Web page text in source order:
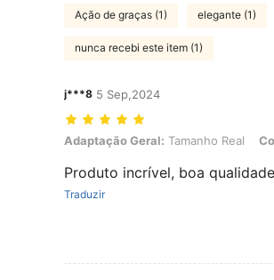
Ação de graças (1) elegante (1)
nunca recebi este item (1)
j***8 5 Sep,2024
Adaptação Geral: Tamanho Real, Cor:
Adaptação Geral: Tamanho Real
Produto incrível, boa
Traduzir